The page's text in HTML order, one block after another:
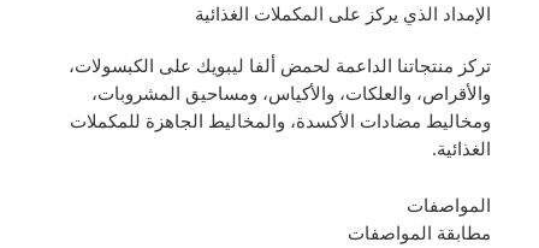
الإمداد الذي يركز على المكملات الغذائية
تركز منتجاتنا الداعمة لحمض ألفا ليبويك على الكبسولات،
والأقراص، والعلكات، والأكياس، ومساحيق المشروبات،
ومخاليط مضادات الأكسدة، والمخاليط الجاهزة للمكملات
الغذائية.
المواصفات
مطابقة المواصفات